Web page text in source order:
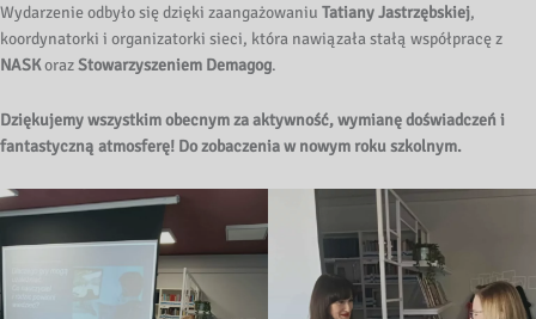
Wydarzenie odbyło się dzięki zaangażowaniu Tatiany Jastrzębskiej,
koordynatorki i organizatorki sieci, która nawiązała stałą współpracę z
NASKorazStowarzyszeniem Demagog.
Dziękujemy wszystkim obecnym za aktywność, wymianę doświadczeń i
fantastyczną atmosferę! Do zobaczenia w nowym roku szkolnym.